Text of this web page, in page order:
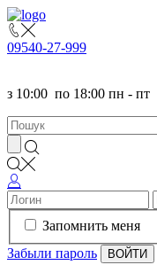
09540-27-999
з 10:00 по 18:00 пн - пт
Запомнить меня
Забыли пароль